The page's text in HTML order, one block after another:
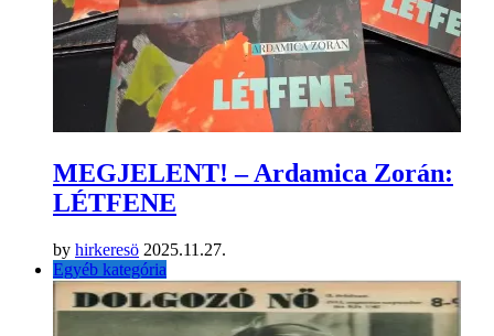
MEGJELENT! – Ardamica Zorán:
LÉTFENE
by hirkeresö 2025.11.27.
Egyéb kategória